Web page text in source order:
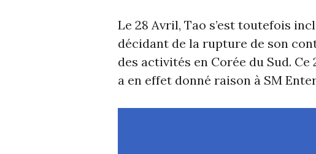
Le 28 Avril, Tao s’est toutefois
décidant de la rupture de son
des activités en Corée du Sud.
a en effet donné raison à SM